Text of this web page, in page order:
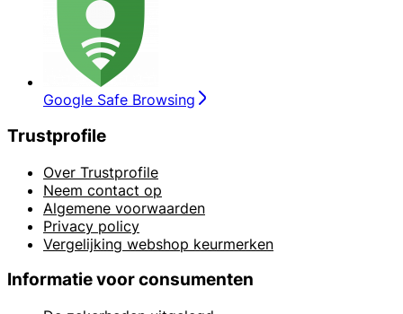
Google Safe Browsing
Trustprofile
Over Trustprofile
Neem contact op
Algemene voorwaarden
Privacy policy
Vergelijking webshop keurmerken
Informatie voor consumenten